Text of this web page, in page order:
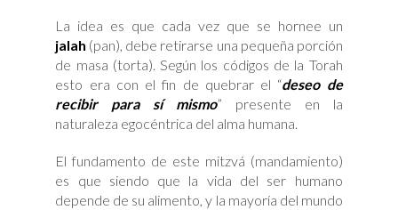
La idea es que cada vez que se hornee un
jalah (pan), debe retirarse una pequeña porción
de masa (torta). Según los códigos de la Torah
esto era con el fin de quebrar el “deseo de
recibir para sí mismo” presente en la
naturaleza egocéntrica del alma humana.
El fundamento de este mitzvá (mandamiento)
es que siendo que la vida del ser humano
depende de su alimento, y la mayoría del mundo